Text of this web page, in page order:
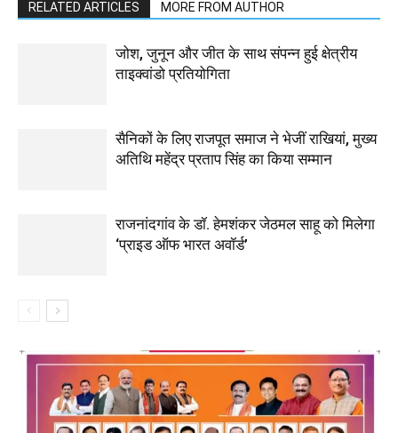
RELATED ARTICLES MORE FROM AUTHOR
जोश, जुनून और जीत के साथ संपन्न हुई क्षेत्रीय
ताइक्वांडो प्रतियोगिता
सैनिकों के लिए राजपूत समाज ने भेजीं राखियां, मुख्य
अतिथि महेंद्र प्रताप सिंह का किया सम्मान
राजनांदगांव के डॉ. हेमशंकर जेठमल साहू को मिलेगा
‘प्राइड ऑफ भारत अवॉर्ड’